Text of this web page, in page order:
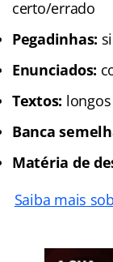
certo/errado
Pegadinhas:
Enunciados:
Textos: longos
Banca
Matéria de
Saiba mais